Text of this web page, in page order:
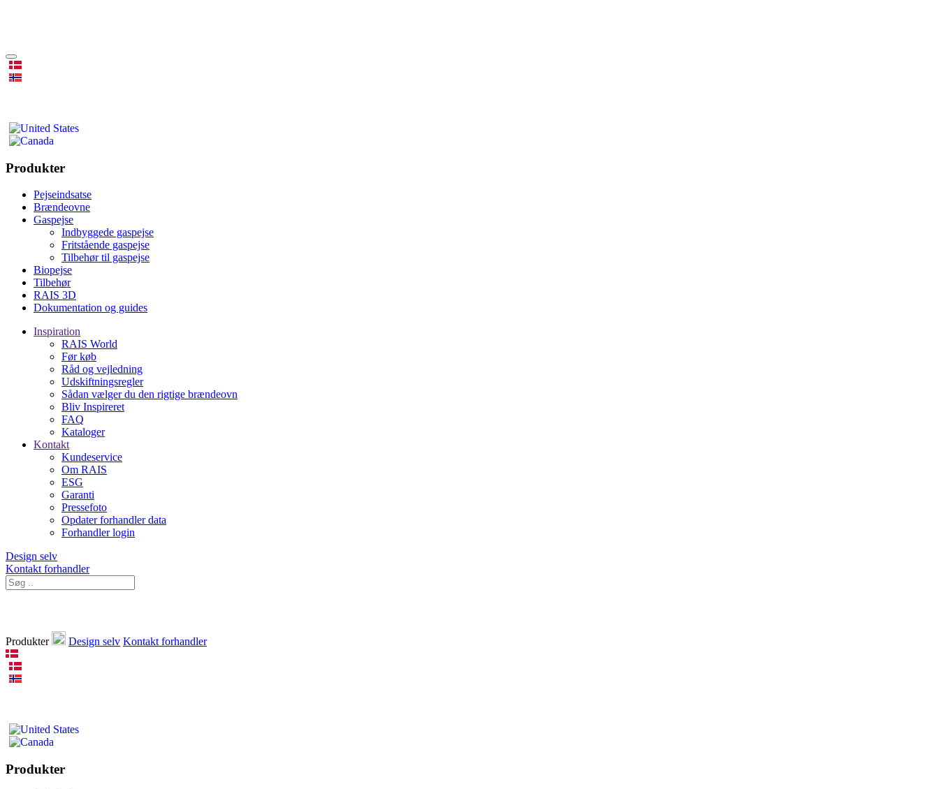
Produkter
Pejseindsatse
Brændeovne
Gaspejse
Indbyggede gaspejse
Fritstående gaspejse
Tilbehør til gaspejse
Biopejse
Tilbehør
RAIS 3D
Dokumentation og guides
Inspiration
RAIS World
Før køb
Råd og vejledning
Udskiftningsregler
Sådan vælger du den rigtige brændeovn
Bliv Inspireret
FAQ
Kataloger
Kontakt
Kundeservice
Om RAIS
ESG
Garanti
Pressefoto
Opdater forhandler data
Forhandler login
Design selv
Kontakt forhandler
Produkter Design selv Kontakt forhandler
Produkter